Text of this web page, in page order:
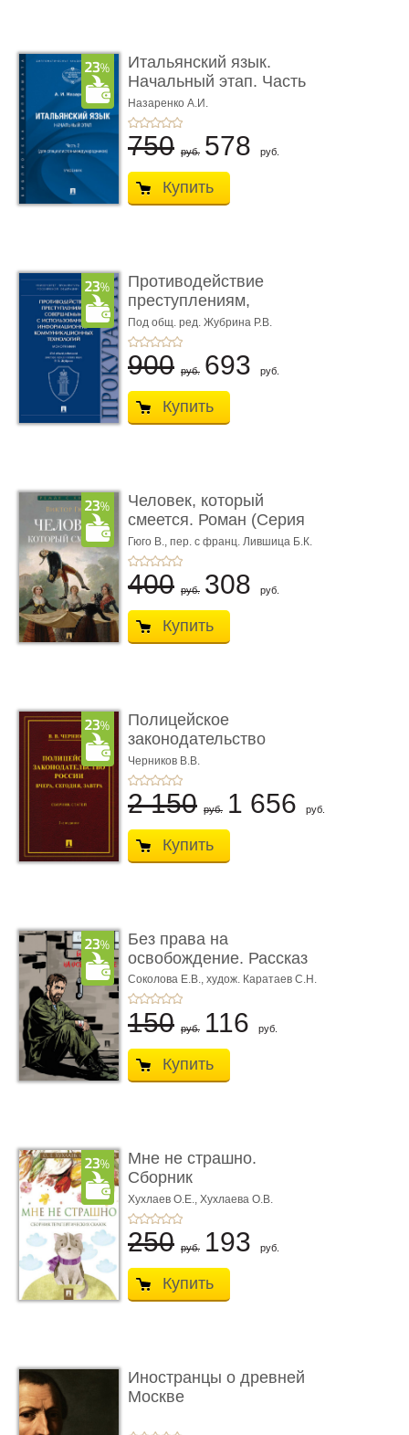
Итальянский язык.
Начальный этап. Часть
2. Учеб� ...
Назаренко А.И.
750 руб. 578 руб.
Купить
Противодействие
преступлениям,
совершаемым с ...
Под общ. ред. Жубрина Р.В.
900 руб. 693 руб.
Купить
Человек, который
смеется. Роман (Серия
«Роман с ...
Гюго В., пер. с франц. Лившица Б.К.
400 руб. 308 руб.
Купить
Полицейское
законодательство
России: вчера, с� ...
Черников В.В.
2 150 руб. 1 656 руб.
Купить
Без права на
освобождение. Рассказ
Соколова Е.В., худож. Каратаев С.Н.
150 руб. 116 руб.
Купить
Мне не страшно.
Сборник
терапевтических
сказо� ...
Хухлаев О.Е., Хухлаева О.В.
250 руб. 193 руб.
Купить
Иностранцы о древней
Москве